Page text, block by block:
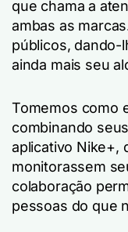
que chama a
ambas as
públicos, dando-
ainda mais seu
Tomemos como
combinando
aplicativo Nike+,
monitorassem
colaboração
pessoas do que